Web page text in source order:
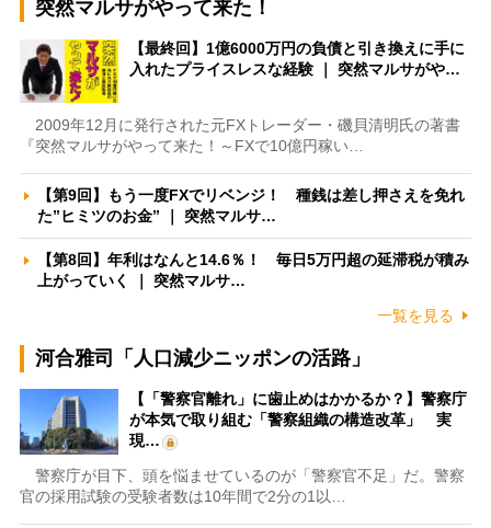
突然マルサがやって来た！
【最終回】1億6000万円の負債と引き換えに手に
入れたプライスレスな経験 ｜ 突然マルサがや…
2009年12月に発行された元FXトレーダー・磯貝清明氏の著書
『突然マルサがやって来た！～FXで10億円稼い…
【第9回】もう一度FXでリベンジ！ 種銭は差し押さえを免れ
た”ヒミツのお金” ｜ 突然マルサ…
【第8回】年利はなんと14.6％！ 毎日5万円超の延滞税が積み
上がっていく ｜ 突然マルサ…
一覧を見る
河合雅司「人口減少ニッポンの活路」
【「警察官離れ」に歯止めはかかるか？】警察庁
が本気で取り組む「警察組織の構造改革」 実
現…
警察庁が目下、頭を悩ませているのが「警察官不足」だ。警察
官の採用試験の受験者数は10年間で2分の1以…